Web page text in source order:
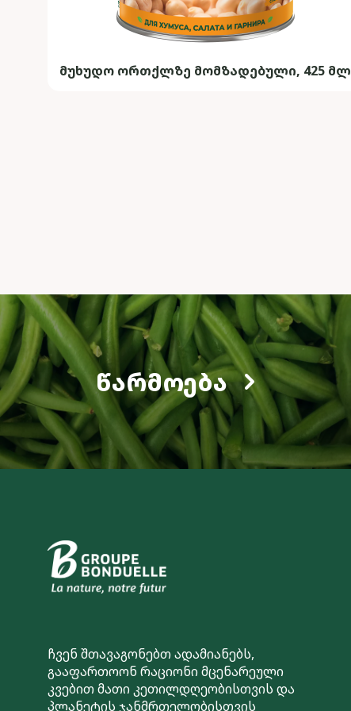
მუხუდო ორთქლზე მომზადებული, 425 მლ
ᲬᲐᲠᲛᲝᲔᲑᲐ
ჩვენ შთავაგონებთ ადამიანებს,
გააფართოონ რაციონი მცენარეული
კვებით მათი კეთილდღეობისთვის და
პლანეტის ჯანმრთელობისთვის